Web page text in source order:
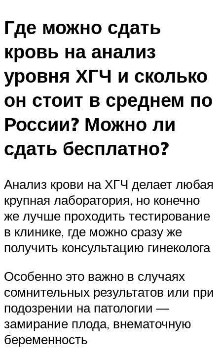
Где можно сдать
кровь на анализ
уровня ХГЧ и сколько
он стоит в среднем по
России? Можно ли
сдать бесплатно?
Анализ крови на ХГЧ делает любая
крупная лаборатория, но конечно
же лучше проходить тестирование
в клинике, где можно сразу же
получить консультацию гинеколога
Особенно это важно в случаях
сомнительных результатов или при
подозрении на патологии —
замирание плода, внематочную
беременность